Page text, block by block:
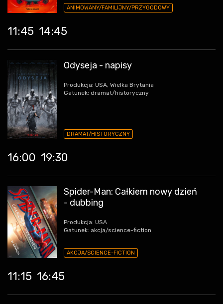
ANIMOWANY/FAMILIJNY/PRZYGODOWY
11:45 14:45
Odyseja - napisy
Produkcja: USA, Wielka Brytania
Gatunek: dramat/historyczny
DRAMAT/HISTORYCZNY
16:00 19:30
Spider-Man: Całkiem nowy dzień
- dubbing
Produkcja: USA
Gatunek: akcja/science-fiction
AKCJA/SCIENCE-FICTION
11:15 16:45